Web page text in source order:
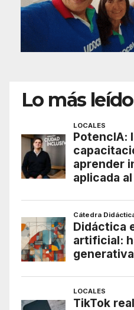
Lo más leído